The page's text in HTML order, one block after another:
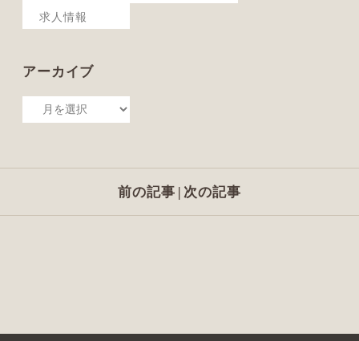
求人情報
アーカイブ
前の記事 | 次の記事